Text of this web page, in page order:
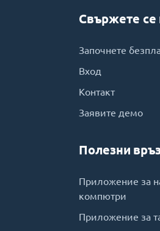
Свържете се
Започнете
Вход
Контакт
Заявите демо
Полезни
Приложение за
компютри
Приложение за